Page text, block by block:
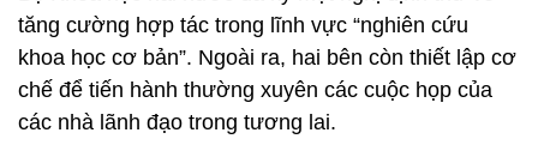
tăng cường hợp tác trong lĩnh vực “nghiên cứu
khoa học cơ bản”. Ngoài ra, hai bên còn thiết lập cơ
chế để tiến hành thường xuyên các cuộc họp của
các nhà lãnh đạo trong tương lai.